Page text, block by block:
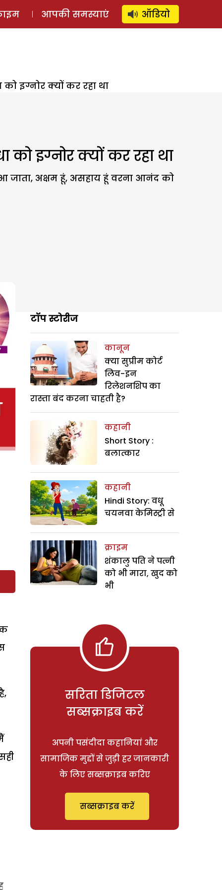
लॉग इन ⚲ SUBSCRIBE
आपकी समस्याएं ऑडियो
इग्नोर क्यों कर रहा था
इग्नोर क्यों कर रहा था
जाता, अक्षम हूं, असहाय हूं वरना आनंद को
टॉप स्टोरीज
कानून
क्या सुप्रीम कोर्ट
लिव-इन
रिलेशनशिप का
रास्ता बंद करना चाहती है?
कहानी
Short Story :
बलात्कार
कहानी
Hindi Story: वधू
चयनवा केमिस्ट्री से
क्राइम
शंकालु पति ने पत्नी
को भी मारा, खुद को
भी
सरिता डिजिटल
सब्सक्राइब करें
अपनी पसंदीदा कहानियां और
सामाजिक मुद्दों से जुड़ी हर जानकारी
के लिए सब्सक्राइब करिए
सब्सक्राइब करें